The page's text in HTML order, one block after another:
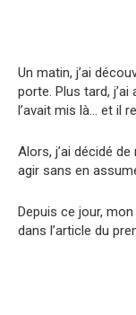
Un matin, j’ai
porte. Plus tard, j’ai
l’avait mis là… et il
Alors, j’ai décidé
agir sans en
Depuis ce jour,
dans l’article du